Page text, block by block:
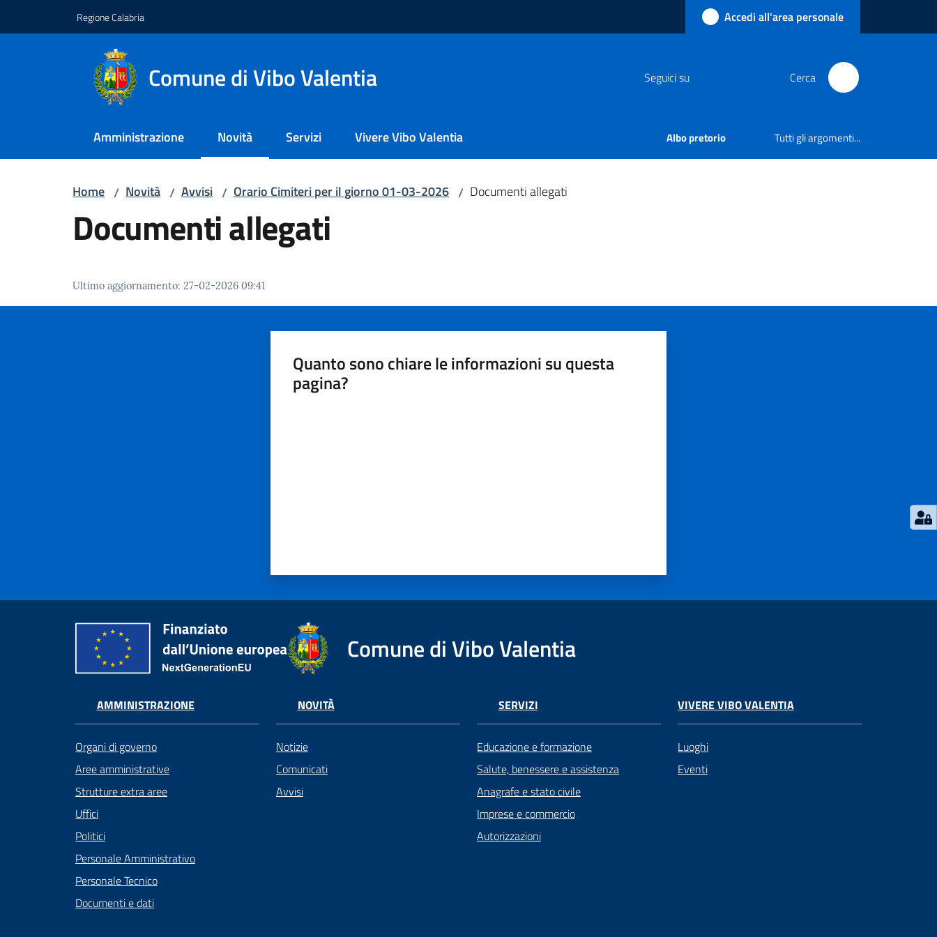
Regione Calabria Accedi all'area personale
Comune di Vibo Valentia Seguici su Cerca
Amministrazione Novità
Menu selezionato
Servizi Vivere Vibo Valentia Albo pretorio Tutti gli argomenti...
Home / Novità / Avvisi / Orario Cimiteri per il giorno 01-03-2026 / Documenti allegati
Documenti allegati
Ultimo aggiornamento: 27-02-2026 09:41
Quanto sono chiare le informazioni su questa
pagina?
Comune di Vibo Valentia
AMMINISTRAZIONE
Organi di governo
Aree amministrative
Strutture extra aree
Uffici
Politici
Personale Amministrativo
Personale Tecnico
Documenti e dati
NOVITÀ
Notizie
Comunicati
Avvisi
SERVIZI
Educazione e formazione
Salute, benessere e assistenza
Anagrafe e stato civile
Imprese e commercio
Autorizzazioni
VIVERE VIBO VALENTIA
Luoghi
Eventi